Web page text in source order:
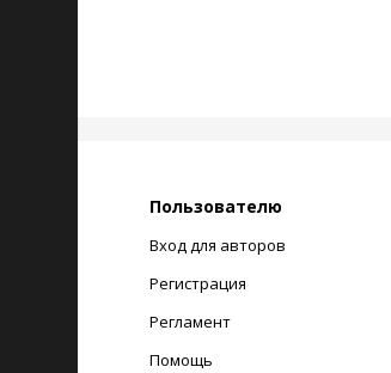
Пользователю
Вход для авторов
Регистрация
Регламент
Помощь